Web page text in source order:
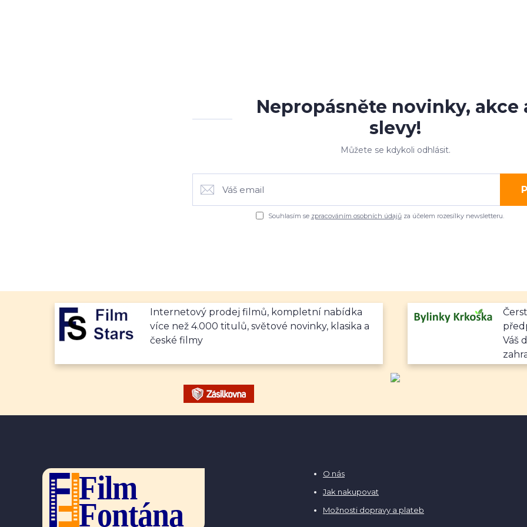
Nepropásněte novinky, akce
slevy!
Můžete se kdykoli odhlásit.
Souhlasím se zpracováním osobních údajůza účelem rozesílky newsletteru.
Internetový prodej filmů, kompletní nabídka
více než 4.000 titulů, světové novinky, klasika a
české filmy
Váš
O nás
Jak nakupovat
Možnosti dopravy a plateb